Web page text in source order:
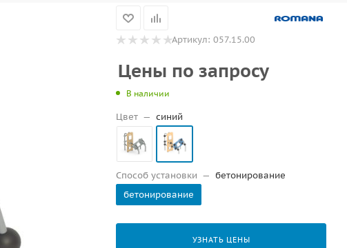
Артикул: 057.15.00
Цены по запросу
В наличии
Цвет — синий
Способ установки — бетонирование
бетонирование
УЗНАТЬ ЦЕНЫ